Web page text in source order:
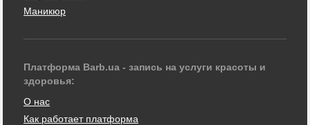
Маникюр
Платформа Barb.ua - запись на услуги красоты и
здоровья:
О нас
Как работает платформа